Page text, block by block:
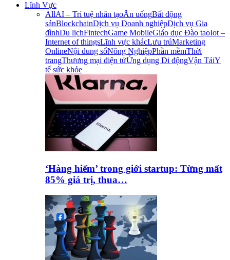
Lĩnh Vực
AllAI – Trí tuệ nhân tạoĂn uốngBất động
sảnBlockchainDịch vụ Doanh nghiệpDịch vụ Gia
đìnhDu lịchFintechGame MobileGiáo dục Đào tạoIot –
Internet of thingsLĩnh vực khácLưu trúMarketing
OnlineNội dung sốNông NghiệpPhần mềmThời
trangThương mại điện tửỨng dụng Di độngVận TảiY
tế sức khỏe
‘Hàng hiếm’ trong giới startup: Từng mất
85% giá trị, thua…